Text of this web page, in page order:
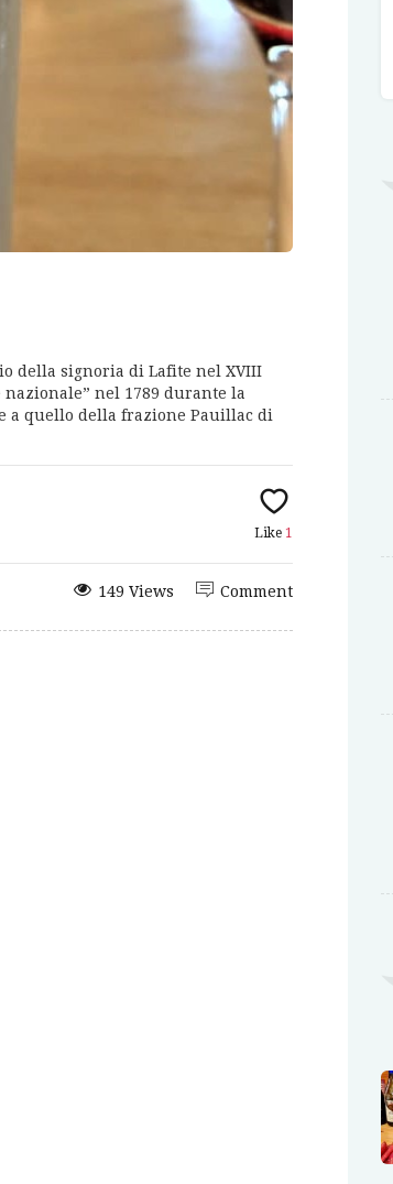
della signoria di Lafite nel XVIII
nazionale” nel 1789 durante la
a quello della frazione Pauillac di
Like 1
Comment
149 Views